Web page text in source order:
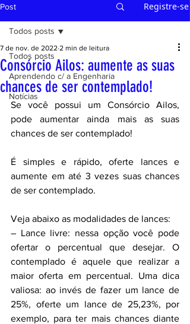
Post Registre-se
Todos posts
Aprendendo c/ a Engenharia
Notícias
Todos posts
Consórcio Ailos: aumente as suas
chances de ser contemplado!
7 de nov. de 2022 2 min de leitura
Se você possui um Consórcio Ailos,
pode aumentar ainda mais as suas
chances de ser contemplado!
É simples e rápido, oferte lances e
aumente em até 3 vezes suas chances
de ser contemplado.
Veja abaixo as modalidades de lances:
– Lance livre: nessa opção você pode
ofertar o percentual que desejar. O
contemplado é aquele que realizar a
maior oferta em percentual. Uma dica
valiosa: ao invés de fazer um lance de
25%, oferte um lance de 25,23%, por
exemplo, para ter mais chances diante